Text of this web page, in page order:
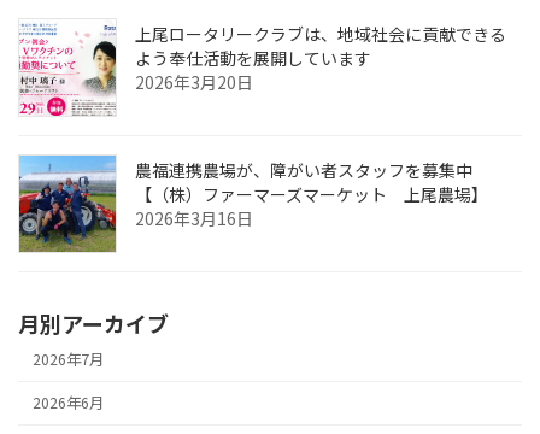
上尾ロータリークラブは、地域社会に貢献できる
よう奉仕活動を展開しています
2026年3月20日
農福連携農場が、障がい者スタッフを募集中
【（株）ファーマーズマーケット 上尾農場】
2026年3月16日
月別アーカイブ
2026年7月
2026年6月